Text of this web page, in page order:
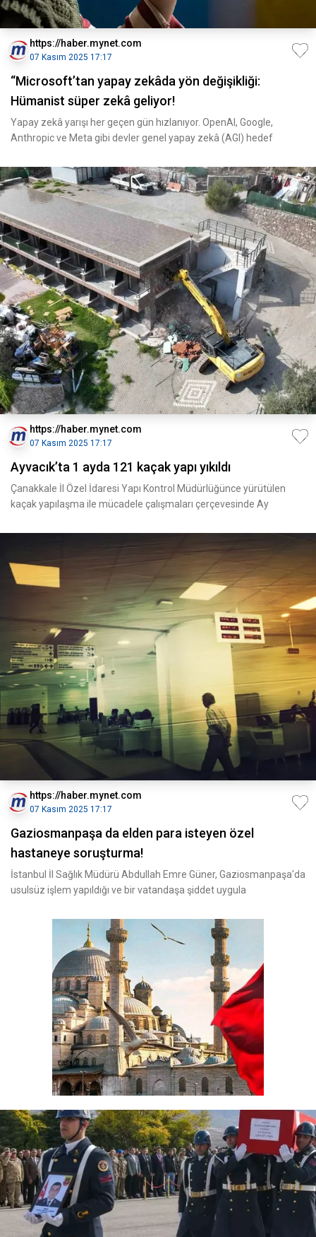
https://haber.mynet.com
07 Kasım 2025 17:17
“Microsoft’tan yapay zekâda yön değişikliği:
Hümanist süper zekâ geliyor!
Yapay zekâ yarışı her geçen gün hızlanıyor. OpenAI, Google,
Anthropic ve Meta gibi devler genel yapay zekâ (AGI) hedef
https://haber.mynet.com
07 Kasım 2025 17:17
Ayvacık’ta 1 ayda 121 kaçak yapı yıkıldı
Çanakkale İl Özel İdaresi Yapı Kontrol Müdürlüğünce yürütülen
kaçak yapılaşma ile mücadele çalışmaları çerçevesinde Ay
https://haber.mynet.com
07 Kasım 2025 17:17
Gaziosmanpaşa da elden para isteyen özel
hastaneye soruşturma!
İstanbul İl Sağlık Müdürü Abdullah Emre Güner, Gaziosmanpaşa'da
usulsüz işlem yapıldığı ve bir vatandaşa şiddet uygula